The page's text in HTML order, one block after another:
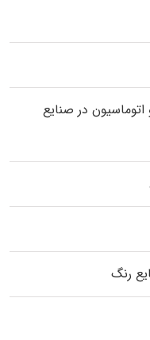
در صنایع
رنگ